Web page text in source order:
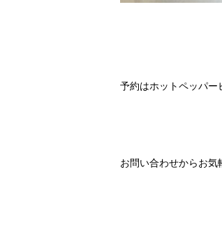
予約はホットペッパー
お問い合わせからお気